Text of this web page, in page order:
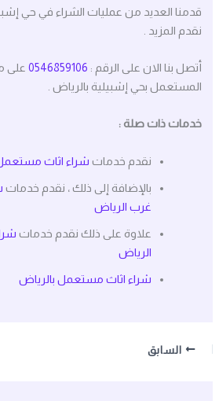
قدمنا العديد من عمليات الشراء في حي
نقدم المزيد .
أتصل بنا الان على الرقم : 0546859106
المستعمل بحي إشبيلية بالرياض .
خدمات ذات صلة :
نقدم خدمات شراء اثاث
بالإضافة إلى ذلك ، نقدم خدمات
غرب الرياض
علاوة على ذلك نقدم خدمات
الرياض
شراء اثاث مستعمل بالرياض
السابق